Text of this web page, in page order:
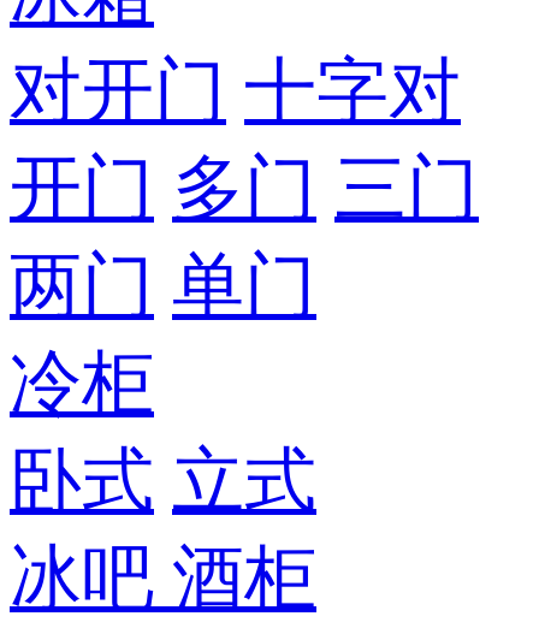
对开门 十字对
开门 多门 三门
两门 单门
冷柜
卧式 立式
冰吧 酒柜